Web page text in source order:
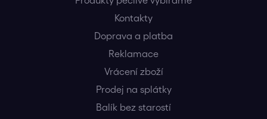
Kontakty
Doprava a platba
Reklamace
Vrácení zboží
Prodej na splátky
Balík bez starostí